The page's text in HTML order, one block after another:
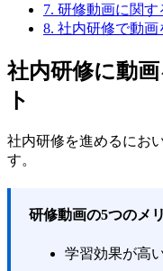
7. 研修動画に関す
8. 社内研修で動画
社内研修に動
ト
社内研修を進めるにお
す。
研修動画の5つのメ
学習効果が高